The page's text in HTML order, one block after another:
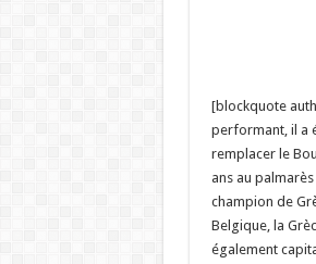
[blockquote
performant, il a
remplacer le
ans au
champion de
Belgique, la
également